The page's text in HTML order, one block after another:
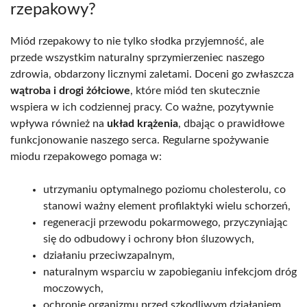
rzepakowy?
Miód rzepakowy to nie tylko słodka przyjemność, ale
przede wszystkim naturalny sprzymierzeniec naszego
zdrowia, obdarzony licznymi zaletami. Doceni go zwłaszcza
wątroba i drogi żółciowe, które miód ten skutecznie
wspiera w ich codziennej pracy. Co ważne, pozytywnie
wpływa również na układ krążenia, dbając o prawidłowe
funkcjonowanie naszego serca. Regularne spożywanie
miodu rzepakowego pomaga w:
utrzymaniu optymalnego poziomu cholesterolu, co
stanowi ważny element profilaktyki wielu schorzeń,
regeneracji przewodu pokarmowego, przyczyniając
się do odbudowy i ochrony błon śluzowych,
działaniu przeciwzapalnym,
naturalnym wsparciu w zapobieganiu infekcjom dróg
moczowych,
ochronie organizmu przed szkodliwym działaniem